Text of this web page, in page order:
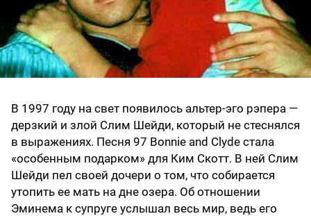
В 1997 году на свет появилось альтер-эго рэпера —
дерзкий и злой Слим Шейди, который не стеснялся
в выражениях. Песня 97 Bonnie and Clyde стала
«особенным подарком» для Ким Скотт. В ней Слим
Шейди пел своей дочери о том, что собирается
утопить ее мать на дне озера. Об отношении
Эминема к супруге услышал весь мир, ведь его